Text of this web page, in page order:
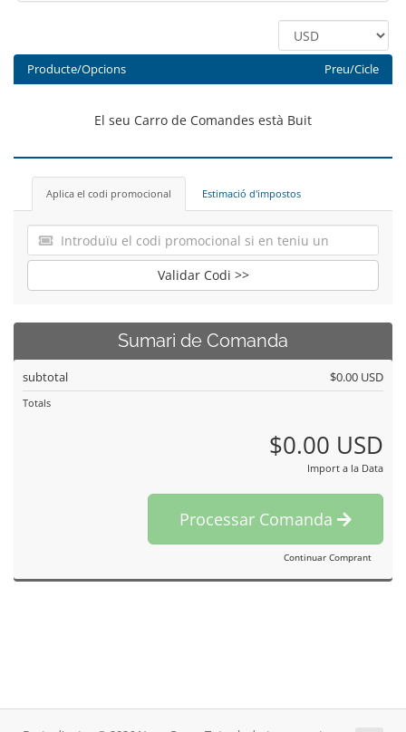
Producte/Opcions Preu/Cicle
El seu Carro de Comandes està Buit
Aplica el codi promocional Estimació d'impostos
Validar Codi >>
Sumari de Comanda
subtotal $0.00 USD
Totals
$0.00 USD
Import a la Data
Processar Comanda
Continuar Comprant